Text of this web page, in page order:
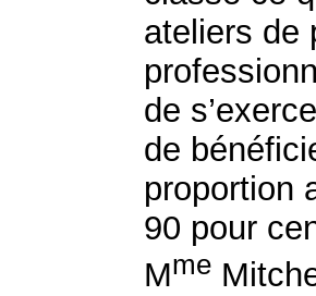
ateliers de
de
de
proportion
90 pour
Mme